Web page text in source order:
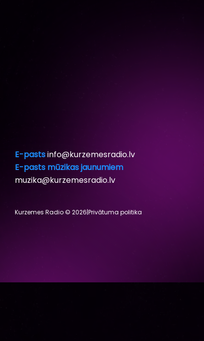
E-pastsinfo@kurzemesradio.lv
E-pasts mūzikas jaunumiem
muzika@kurzemesradio.lv
Kurzemes Radio © 2026|Privātuma politika